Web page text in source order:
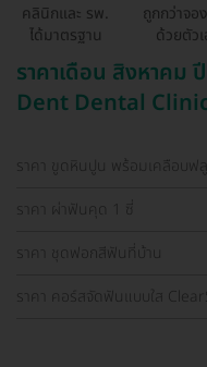
คลินิกและ รพ.
ได้มาตรฐาน
ถูกกว่าจอ
ด้วยตัว
ราคาเดือน สิงหาคม
Dent Dental
ราคา ขูดหินปูน พร้อมเคลือบฟลู
ราคา ผ่าฟันคุด 1 ซี่
ราคา ชุดฟอกสีฟันที่บ้าน
ราคา คอร์สจัดฟันแบบใส